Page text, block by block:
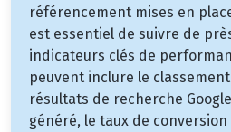
référencement mises en
est essentiel de suivre de
indicateurs clés de
peuvent inclure le
résultats de recherche
généré, le taux de